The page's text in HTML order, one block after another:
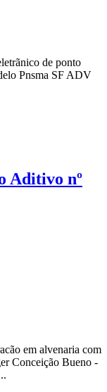
de ponto
Pnsma SF ADV
Aditivo nº
em alvenaria com
Conceição Bueno -